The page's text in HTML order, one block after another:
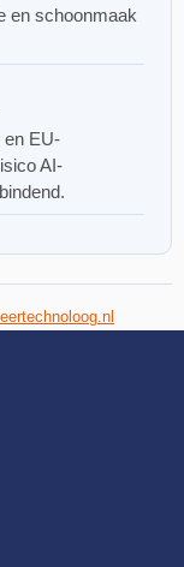
en schoonmaak
en EU-
AI-
leertechnoloog.nl